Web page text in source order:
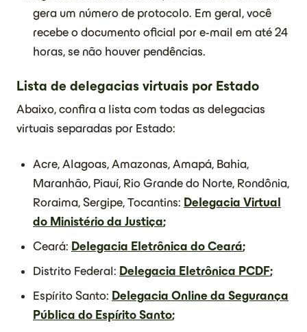
gera um número de protocolo. Em geral, você
recebe o documento oficial por e-mail em até 24
horas, se não houver pendências.
Lista de delegacias virtuais por Estado
Abaixo, confira a lista com todas as delegacias
virtuais separadas por Estado:
Acre, Alagoas, Amazonas, Amapá, Bahia,
Maranhão, Piauí, Rio Grande do Norte, Rondônia,
Roraima, Sergipe, Tocantins: Delegacia Virtual
do Ministério da Justiça;
Ceará: Delegacia Eletrônica do Ceará;
Distrito Federal: Delegacia Eletrônica PCDF;
Espírito Santo: Delegacia Online da Segurança
Pública do Espírito Santo;